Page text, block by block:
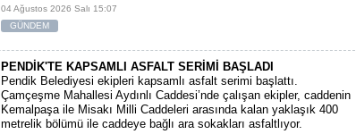
04 Ağustos 2026 Salı 15:07
GÜNDEM
PENDİK'TE KAPSAMLI ASFALT SERİMİ BAŞLADI
Pendik Belediyesi ekipleri kapsamlı asfalt serimi başlattı.
Çamçeşme Mahallesi Aydınlı Caddesi’nde çalışan ekipler, caddenin
Kemalpaşa ile Misakı Milli Caddeleri arasında kalan yaklaşık 400
metrelik bölümü ile caddeye bağlı ara sokakları asfaltlıyor.